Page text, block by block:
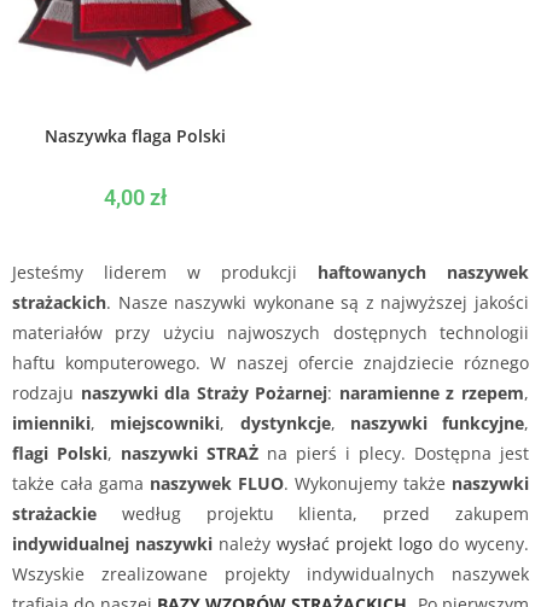
Naszywka flaga Polski
4,00zł
Jesteśmy liderem w produkcji haftowanych naszywek
strażackich. Nasze naszywki wykonane są z najwyższej jakości
materiałów przy użyciu najwoszych dostępnych technologii
haftu komputerowego. W naszej ofercie znajdziecie róznego
rodzaju naszywki dla Straży Pożarnej: naramienne z rzepem,
imienniki, miejscowniki, dystynkcje, naszywki funkcyjne,
flagi Polski, naszywki STRAŻ na pierś i plecy. Dostępna jest
także cała gama naszywek FLUO. Wykonujemy także naszywki
strażackie według projektu klienta, przed zakupem
indywidualnej naszywki należy wysłać projekt logo do wyceny.
Wszyskie zrealizowane projekty indywidualnych naszywek